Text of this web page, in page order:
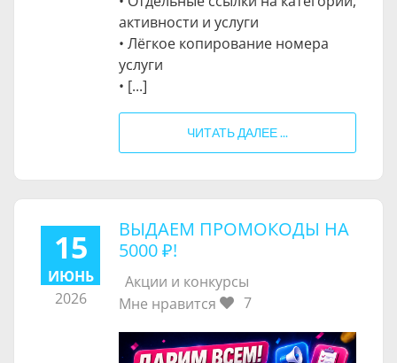
активности и услуги
• Лёгкое копирование номера
услуги
• [...]
ЧИТАТЬ ДАЛЕЕ ...
15
ИЮНЬ
2026
ВЫДАЕМ ПРОМОКОДЫ НА
5000 ₽!
Акции и конкурсы
Мне нравится
7